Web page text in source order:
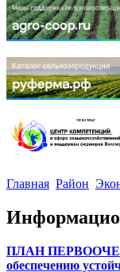
Главная Район
ПЛАН
обеспечению